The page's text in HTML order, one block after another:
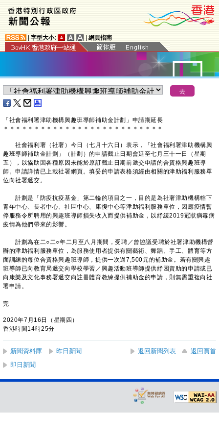
字型大小: 網頁指南
「社會福利署津助機構興趣班導師補助金計劃」申請期延長
＊ ＊ ＊ ＊ ＊ ＊ ＊ ＊ ＊ ＊ ＊ ＊ ＊ ＊ ＊ ＊ ＊ ＊ ＊ ＊ ＊ ＊ ＊ ＊ ＊ ＊
社會福利署（社署）今日（七月十六日）表示，「社會福利署津助機構興
趣班導師補助金計劃」（計劃）的申請截止日期會延至七月三十一日（星期
五），以協助因各種原因未能於原訂截止日期前遞交申請的合資格興趣班導
師。申請詳情已上載社署網頁。填妥的申請表格須經由相關的津助福利服務單
位向社署遞交。
計劃是「防疫抗疫基金」第二輪的項目之一，目的是為社署津助機構轄下
青年中心、長者中心、社區中心、康復中心等津助福利服務單位，因應疫情暫
停服務令所聘用的興趣班導師損失收入而提供補助金，以紓緩2019冠狀病毒病
疫情為他們帶來的影響。
計劃為在二○二○年二月至八月期間，受聘／曾協議受聘於社署津助機構營
辦的津助福利服務單位，為服務使用者提供有關藝術、舞蹈、手工、體育等方
面訓練的每位合資格興趣班導師，提供一次過7,500元的補助金。若有關興趣
班導師已向教育局遞交向學校學習／興趣活動班導師提供紓困資助的申請或已
向康樂及文化事務署遞交向註冊體育教練提供補助金的申請，則無需重複向社
署申請。
完
2020年7月16日（星期四）
香港時間14時25分
新聞資料庫 昨日新聞 返回新聞列表
返回頁首
即日新聞